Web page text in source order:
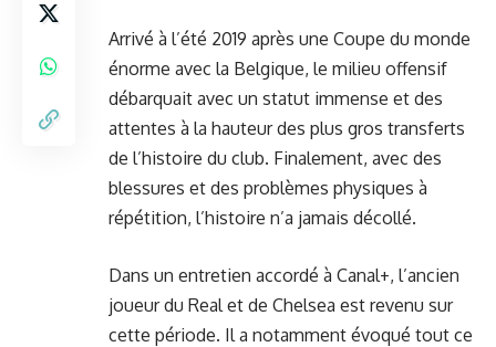
Arrivé à l’été 2019 après une Coupe du monde
énorme avec la Belgique, le milieu offensif
débarquait avec un statut immense et des
attentes à la hauteur des plus gros transferts
de l’histoire du club. Finalement, avec des
blessures et des problèmes physiques à
répétition, l’histoire n’a jamais décollé.
Dans un entretien accordé à Canal+, l’ancien
joueur du Real et de Chelsea est revenu sur
cette période. Il a notamment évoqué tout ce